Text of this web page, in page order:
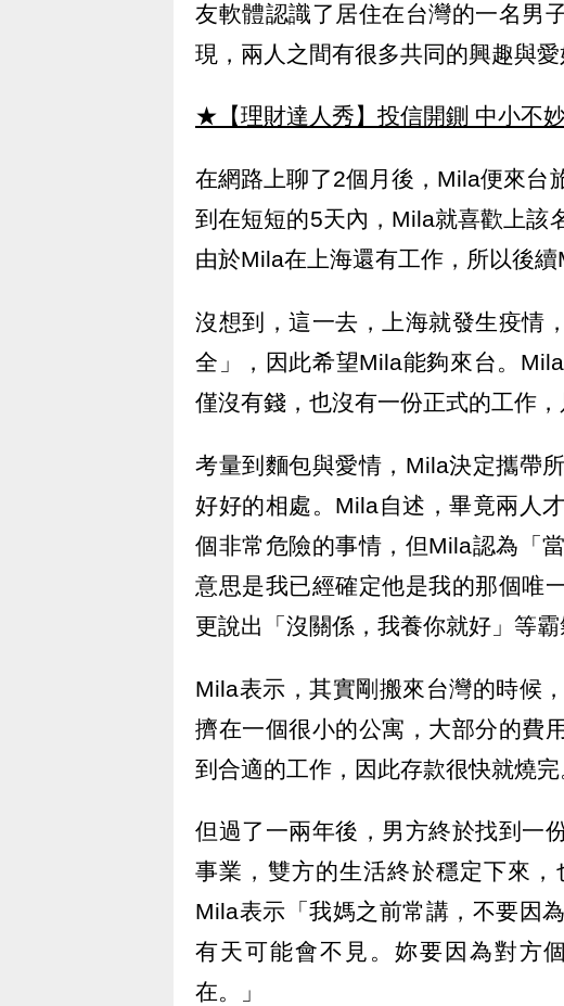
友軟體認識了居住在台灣的一名男
現，兩人之間有很多共同的興趣與愛
★【理財達人秀】投信開鍘 中小不
在網路上聊了2個月後，Mila便來台
到在短短的5天內，Mila就喜歡上該
由於Mila在上海還有工作，所以後續
沒想到，這一去，上海就發生疫情
全」，因此希望Mila能夠來台。
僅沒有錢，也沒有一份正式的工作，
考量到麵包與愛情，Mila決定攜帶
好好的相處。Mila自述，畢竟兩人
個非常危險的事情，但Mila認為「
意思是我已經確定他是我的那個唯
更說出「沒關係，我養你就好」等霸
Mila表示，其實剛搬來台灣的時候
擠在一個很小的公寓，大部分的費
到合適的工作，因此存款很快就燒完
但過了一兩年後，男方終於找到一
事業，雙方的生活終於穩定下來，
Mila表示「我媽之前常講，不要因
有天可能會不見。妳要因為對方
在。」